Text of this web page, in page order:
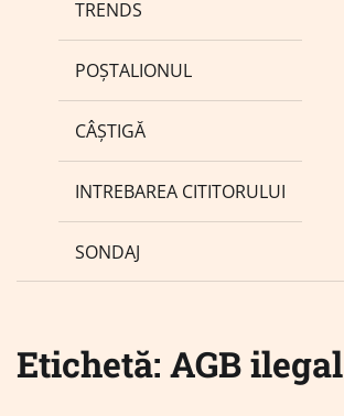
TRENDS
POȘTALIONUL
CÂȘTIGĂ
INTREBAREA CITITORULUI
SONDAJ
Etichetă: AGB ilegal